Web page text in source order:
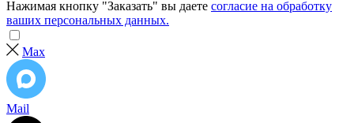
Нажимая кнопку "Заказать" вы даете согласие на обработку
ваших персональных данных.
Max
Mail